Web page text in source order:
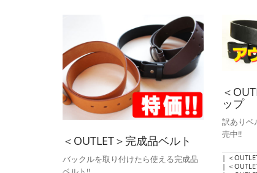
＜OUTLET＞完成品ベルト
バックルを取り付けたら使える完成品
＜
ップ
訳ありベ
売中!!
＜OUTLET＞LCサドルレザー
＜OUTLET＞LCアメリ